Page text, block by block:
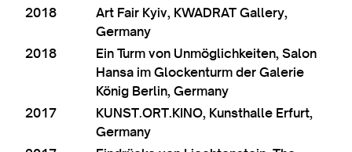
2018
Art Fair Kyiv, KWADRAT Gal­lery,
Germany
2018
Ein Turm von Unmög­lich­keiten, Salon
Hansa im Glock­en­turm der Galer­ie
König Berlin​, Germany
2017
KUNST.ORT.KINO, Kun­sthalle Erfurt,
Germany